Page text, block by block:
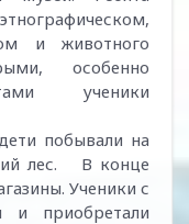
и животного
особенно
ученики
побывали на
лес. В конце
Ученики с
и приобретали